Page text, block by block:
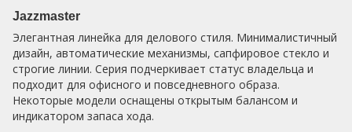
Jazzmaster
Элегантная линейка для делового стиля. Минималистичный
дизайн, автоматические механизмы, сапфировое стекло и
строгие линии. Серия подчеркивает статус владельца и
подходит для офисного и повседневного образа.
Некоторые модели оснащены открытым балансом и
индикатором запаса хода.